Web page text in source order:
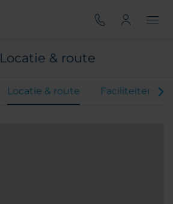
Locatie & route
Locatie & route Faciliteiten